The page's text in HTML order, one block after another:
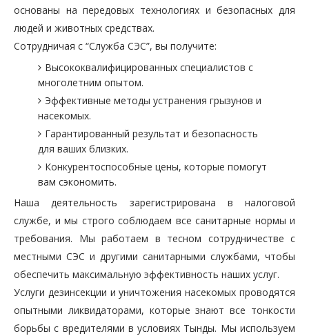
основаны на передовых технологиях и безопасных для
людей и животных средствах.
Сотрудничая с “Служба СЭС”, вы получите:
Высококвалифицированных специалистов с
многолетним опытом.
Эффективные методы устранения грызунов и
насекомых.
Гарантированный результат и безопасность
для ваших близких.
Конкурентоспособные цены, которые помогут
вам сэкономить.
Наша деятельность зарегистрирована в налоговой
службе, и мы строго соблюдаем все санитарные нормы и
требования. Мы работаем в тесном сотрудничестве с
местными СЭС и другими санитарными службами, чтобы
обеспечить максимальную эффективность наших услуг.
Услуги дезинсекции и уничтожения насекомых проводятся
опытными ликвидаторами, которые знают все тонкости
борьбы с вредителями в условиях Тынды. Мы используем